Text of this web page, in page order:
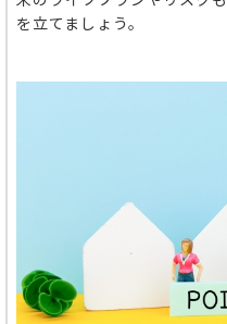
を立てましょう。